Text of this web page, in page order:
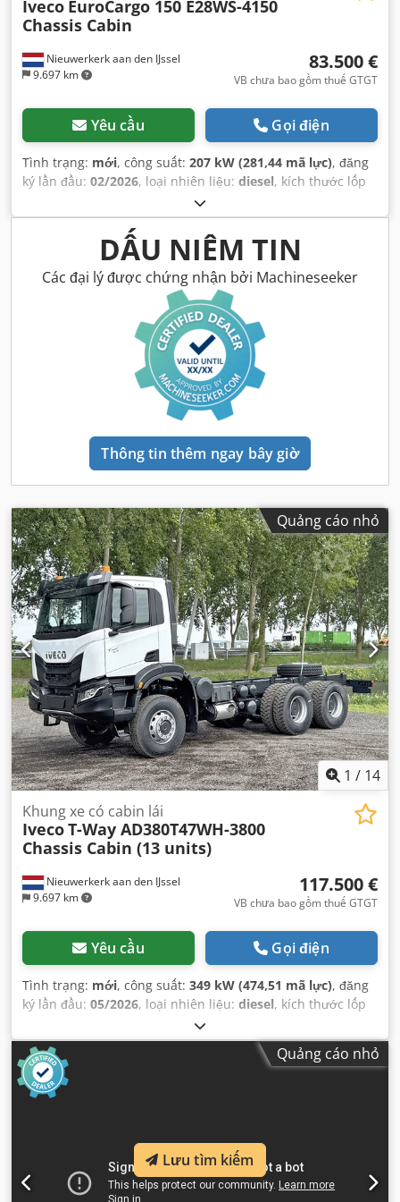
Nieuwerkerk aan den IJssel
9.697 km
Iveco EuroCargo 150 E28WS-4150
Chassis Cabin
83.500 €
VB chưa bao gồm thuế GTGT
Yêu cầu Gọi điện
Tình trạng: mới, công suất: 207 kW (281,44 mã lực), đăng
ký lần đầu: 02/2026, loại nhiên liệu: diesel, kích thước lốp
4x4
mm, nhiên liệu:diesel, dung tích bình nhiên liệu:180 l,
trắng, cabin lái:ca-bin ban ngày, loại truyền
động bánh răng:cơ khí , hạng mục khí thải:Euro 3
thống treo: thép, tổng chiều dài:7.500 mm, tổng chiều
, tổng chiều cao:3.200 mm
AdBlue, điều hòa không khí
DẤU NIÊM TIN
Các đại lý được chứng nhận bởi Machineseeker
Thông tin thêm ngay bây giờ
Quảng cáo nhỏ
1 / 14
Nieuwerkerk aan den IJssel
9.697 km
Khung xe có cabin lái
IvecoT-Way AD380T47WH-3800
Chassis Cabin (13 units)
117.500 €
VB chưa bao gồm thuế GTGT
Yêu cầu Gọi điện
Tình trạng: mới, công suất: 349 kW (474,51 mã lực), đăng
ký lần đầu: 05/2026, loại nhiên liệu: diesel, kích thước lốp
6x6
nhiên liệu:diesel, dung tích bình nhiên liệu:390 l, màu
sắc:trắng
, loại truyền động
bánh răng:
treo:thép
Quảng cáo nhỏ
Lưu tìm kiếm